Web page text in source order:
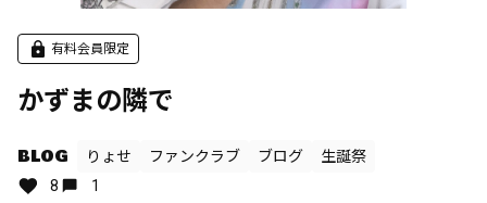
有料会員限定
かずまの隣で
BLOG りょせ ファンクラブ ブログ
生誕祭
8
1